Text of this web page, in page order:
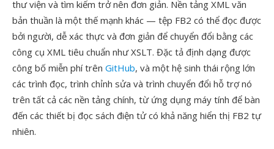
thư viện và tìm kiếm trở nên đơn giản. Nền tảng XML văn
bản thuần là một thế mạnh khác — tệp FB2 có thể đọc được
bởi người, dễ xác thực và đơn giản để chuyển đổi bằng các
công cụ XML tiêu chuẩn như XSLT. Đặc tả định dạng được
công bố miễn phí trên GitHub, và một hệ sinh thái rộng lớn
các trình đọc, trình chỉnh sửa và trình chuyển đổi hỗ trợ nó
trên tất cả các nền tảng chính, từ ứng dụng máy tính để bàn
đến các thiết bị đọc sách điện tử có khả năng hiển thị FB2 tự
nhiên.